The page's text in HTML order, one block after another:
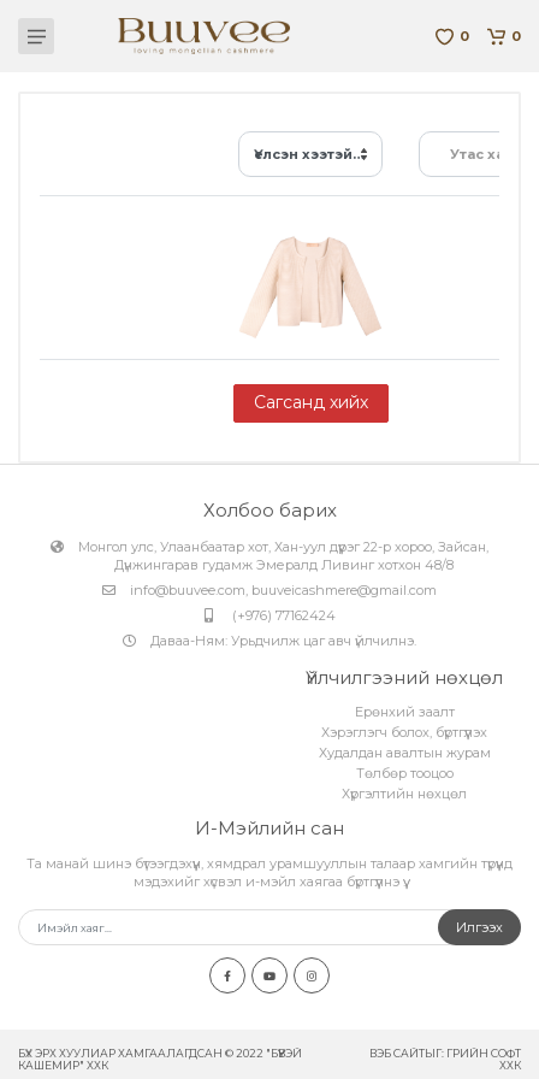
0 0
Үелсэн хээтэй, зузаан жакет W-Ca-07-007-B-22 Утас хайх...
Сагсанд хийх
Холбоо барих
Монгол улс, Улаанбаатар хот, Хан-уул дүүрэг 22-р хороо, Зайсан,
Дүнжингарав гудамж Эмералд Ливинг хотхон 48/8
info@buuvee.com, buuveicashmere@gmail.com
(+976) 77162424
Даваа-Ням: Урьдчилж цаг авч үйлчилнэ.
Үйлчилгээний нөхцөл
Ерөнхий заалт
Хэрэглэгч болох, бүртгүүлэх
Худалдан авалтын журам
Төлбөр тооцоо
Хүргэлтийн нөхцөл
И-Мэйлийн сан
Та манай шинэ бүтээгдэхүүн, хямдрал урамшууллын талаар хамгийн түрүүнд
мэдэхийг хүсвэл и-мэйл хаягаа бүртгүүлнэ үү.
Илгээх
БҮХ ЭРХ ХУУЛИАР ХАМГААЛАГДСАН © 2022 "БҮҮВЭЙ
КАШЕМИР" ХХК
ВЭБ САЙТЫГ: ГРИЙН СОФТ
ХХК